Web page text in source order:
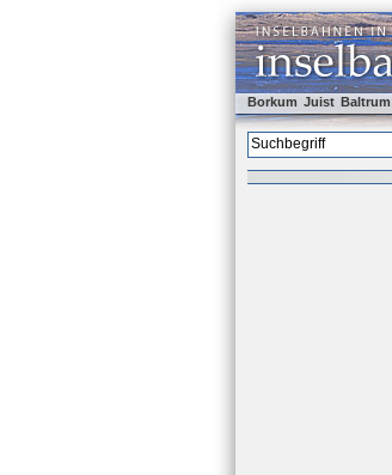
Borkum Juist Baltrum